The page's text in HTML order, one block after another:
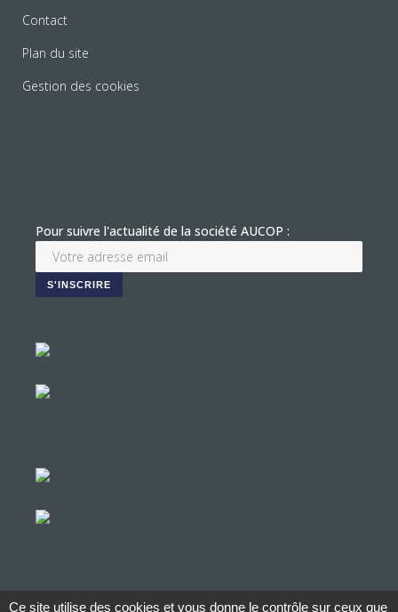
Contact
Plan du site
Gestion des cookies
Pour suivre l'actualité de la société AUCOP :
Ce site utilise des cookies et vous donne le contrôle sur ceux que